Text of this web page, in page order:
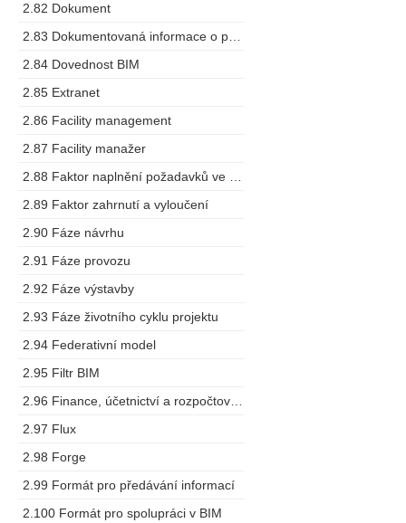
2.82 Dokument
2.84 Dovednost BIM
2.85 Extranet
2.86 Facility management
2.87 Facility manažer
2.89 Faktor zahrnutí a vyloučení
2.90 Fáze návrhu
2.91 Fáze provozu
2.92 Fáze výstavby
2.93 Fáze životního cyklu projektu
2.94 Federativní model
2.95 Filtr BIM
2.97 Flux
2.98 Forge
2.99 Formát pro předávání informací
2.100 Formát pro spolupráci v BIM